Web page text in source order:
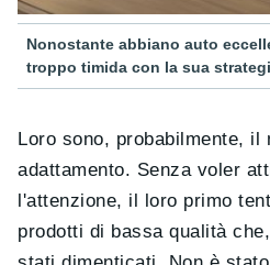
Nonostante abbiano auto
troppo timida con la sua
Loro sono, probabilmente, il
adattamento. Senza voler
l'attenzione, il loro primo
prodotti di bassa qualità